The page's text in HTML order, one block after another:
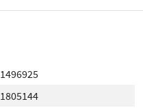
1496925
1805144